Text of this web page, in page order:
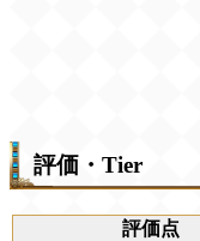
評価・Tier
評価点